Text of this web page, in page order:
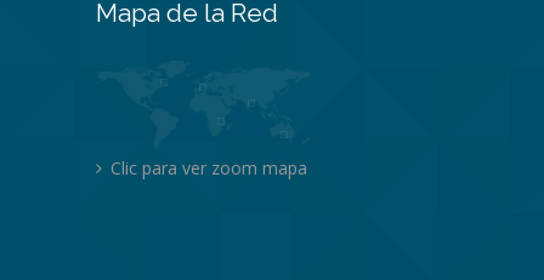
Mapa de la Red
Clic para ver zoom mapa